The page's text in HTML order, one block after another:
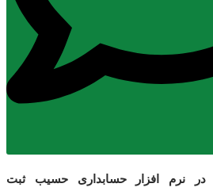
در نرم افزار حسابداری حسیب ثبت